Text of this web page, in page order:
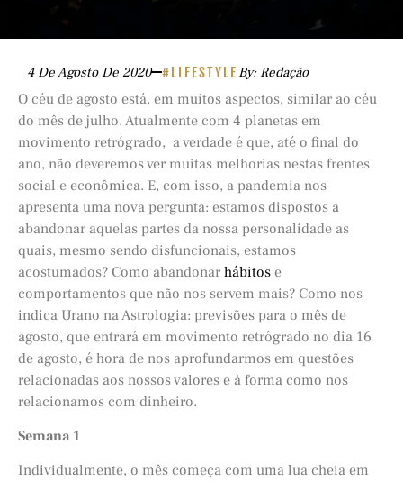
4 De Agosto De 2020 #LIFESTYLE By: Redação
O céu de agosto está, em muitos aspectos, similar ao céu
do mês de julho. Atualmente com 4 planetas em
movimento retrógrado, a verdade é que, até o final do
ano, não deveremos ver muitas melhorias nestas frentes
social e econômica. E, com isso, a pandemia nos
apresenta uma nova pergunta: estamos dispostos a
abandonar aquelas partes da nossa personalidade as
quais, mesmo sendo disfuncionais, estamos
acostumados? Como abandonar hábitos e
comportamentos que não nos servem mais? Como nos
indica Urano na Astrologia: previsões para o mês de
agosto, que entrará em movimento retrógrado no dia 16
de agosto, é hora de nos aprofundarmos em questões
relacionadas aos nossos valores e à forma como nos
relacionamos com dinheiro.
Semana 1
Individualmente, o mês começa com uma lua cheia em